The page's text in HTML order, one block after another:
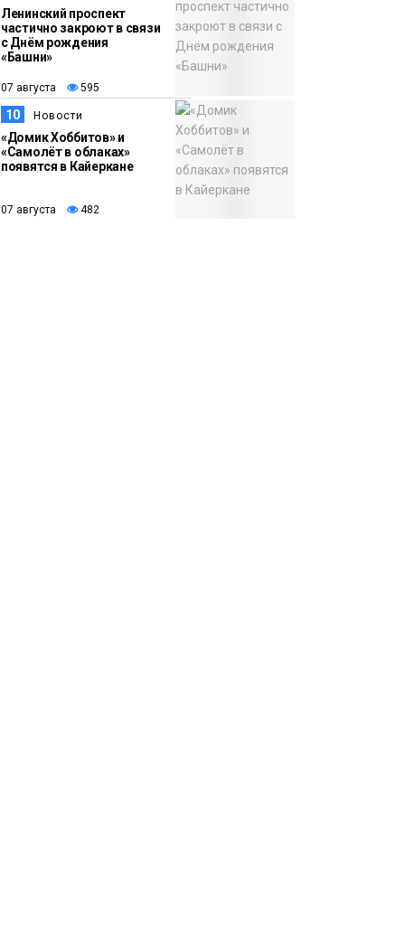
Ленинский проспект
частично закроют в связи
с Днём рождения
«Башни»
07 августа 595
10 Новости
«Домик Хоббитов» и
«Самолёт в облаках»
появятся в Кайеркане
07 августа 482